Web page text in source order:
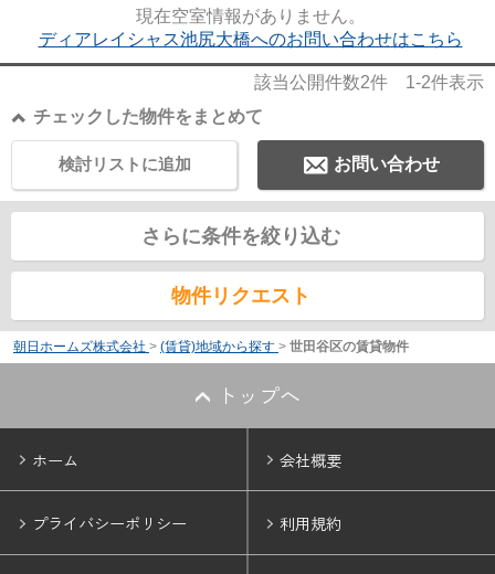
現在空室情報がありません。
ディアレイシャス池尻大橋へのお問い合わせはこちら
該当公開件数2件 1-2件表示
チェックした物件をまとめて
お問い合わせ
検討リストに追加
さらに条件を絞り込む
物件リクエスト
朝日ホームズ株式会社 > (賃貸)地域から探す > 世田谷区の賃貸物件
トップへ
ホーム 会社概要
プライバシーポリシー 利用規約